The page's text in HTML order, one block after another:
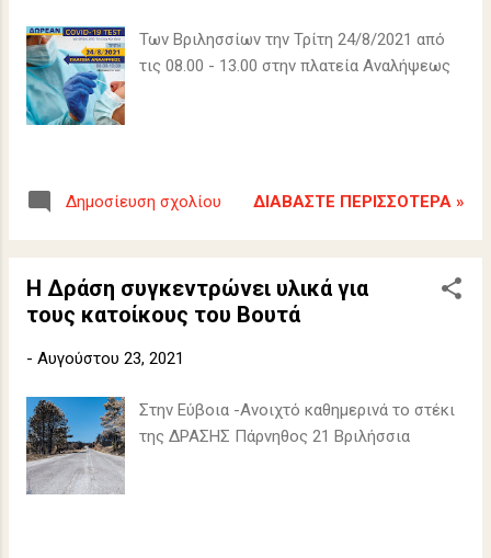
Των Βριλησσίων την Τρίτη 24/8/2021 από
τις 08.00 - 13.00 στην πλατεία Αναλήψεως
Δημοσίευση σχολίου ΔΙΑΒΆΣΤΕ ΠΕΡΙΣΣΌΤΕΡΑ »
Η Δράση συγκεντρώνει υλικά για
τους κατοίκους του Βουτά
- Αυγούστου 23, 2021
Στην Εύβοια -Ανοιχτό καθημερινά το στέκι
της ΔΡΑΣΗΣ Πάρνηθος 21 Βριλήσσια